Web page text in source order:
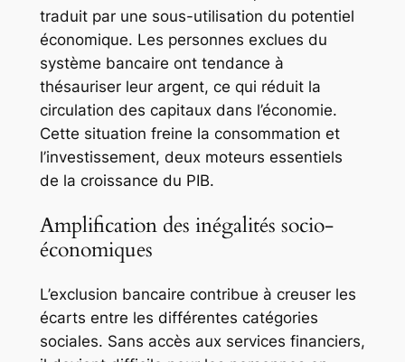
traduit par une sous-utilisation du potentiel
économique. Les personnes exclues du
système bancaire ont tendance à
thésauriser leur argent, ce qui réduit la
circulation des capitaux dans l’économie.
Cette situation freine la consommation et
l’investissement, deux moteurs essentiels
de la croissance du PIB.
Amplification des inégalités socio-
économiques
L’exclusion bancaire contribue à creuser les
écarts entre les différentes catégories
sociales. Sans accès aux services financiers,